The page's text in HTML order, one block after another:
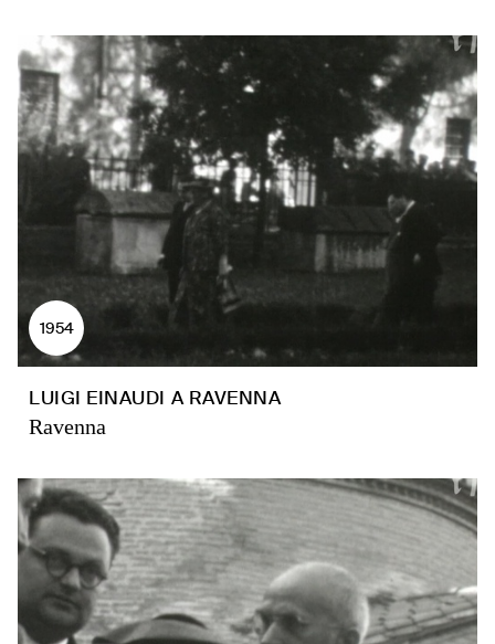
1954
LUIGI EINAUDI A RAVENNA
Ravenna